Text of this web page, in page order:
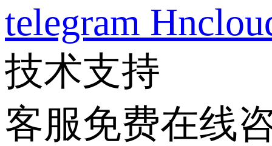
telegram
技术支持
客服免费在线